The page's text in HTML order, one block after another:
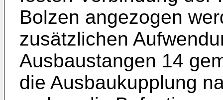
Bolzen angezogen
zusätzlichen
Ausbaustangen 14
die Ausbaukupplung